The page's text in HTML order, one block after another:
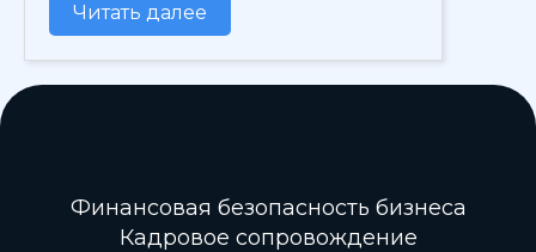
Читать далее
Финансовая безопасность бизнеса
Кадровое сопровождение